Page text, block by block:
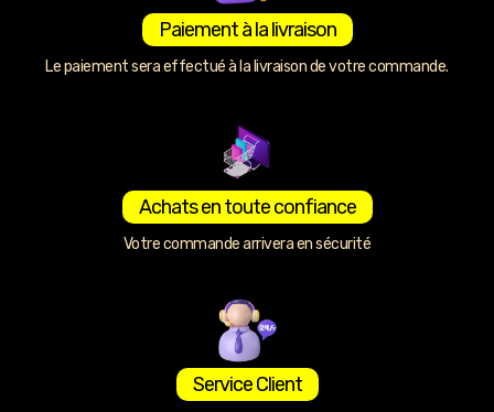
Paiement à la livraison
Le paiement sera effectué à la livraison de votre commande.
Achats en toute confiance
Votre commande arrivera en sécurité
Service Client